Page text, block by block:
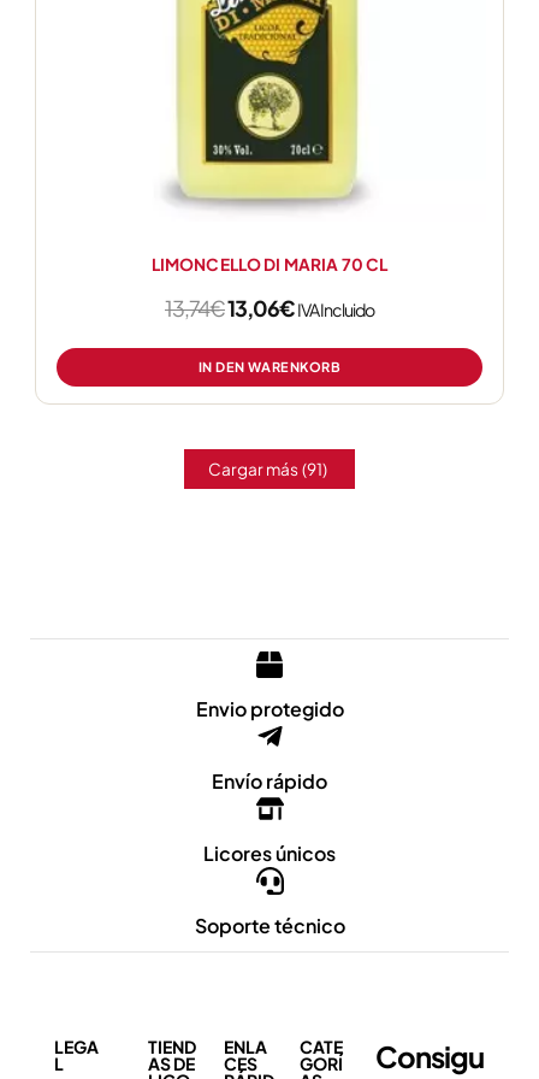
LIMONCELLO DI MARIA 70 CL
13,74€13,06€IVA Incluido
IN DEN WARENKORB
Cargar más(91)
Envio protegido
Envío rápido
Licores únicos
Soporte técnico
LEGA
L
TIEND
AS DE
ENLA
CES
CATE
GORÍ
Consigu